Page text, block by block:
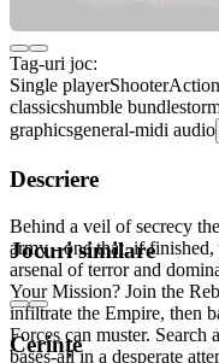
Tag-uri joc:
Single playerShooterAction
classicshumble bundle
graphicsgeneral-midi audio
Descriere
Behind a veil of secrecy
army - one that, if
arsenal of terror and
Your Mission? Join the
infiltrate the Empire, then
Forces can muster. Search
bases-all in a desperate
Jocuri similare
Cerințe